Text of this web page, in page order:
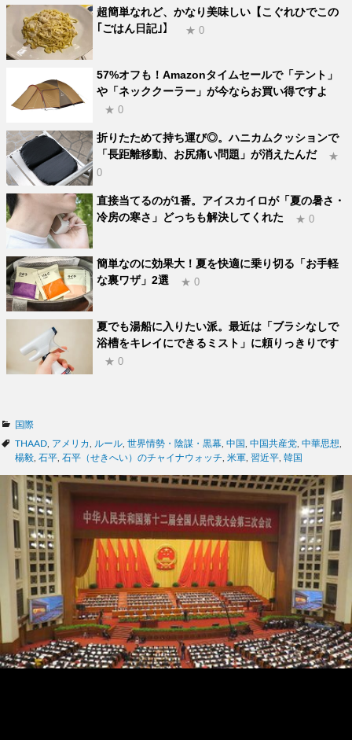
超簡単なれど、かなり美味しい【こぐれひでこの
｢ごはん日記｣】
★ 0
57%オフも！Amazonタイムセールで「テント」
や「ネッククーラー」が今ならお買い得ですよ
★ 0
折りたためて持ち運び◎。ハニカムクッションで
「長距離移動、お尻痛い問題」が消えたんだ
★
0
直接当てるのが1番。アイスカイロが「夏の暑さ・
冷房の寒さ」どっちも解決してくれた
★ 0
簡単なのに効果大！夏を快適に乗り切る「お手軽
な裏ワザ」2選
★ 0
夏でも湯船に入りたい派。最近は「ブラシなしで
浴槽をキレイにできるミスト」に頼りっきりです
★ 0
カ
テ
ゴ
ー
国際
タ
グ
THAAD アメリカ ルール 世界情勢・陰謀・黒幕 中国 中国共産党 中華思想
楊毅 石平 石平（せきへい）のチャイナウォッチ 米軍 習近平 韓国